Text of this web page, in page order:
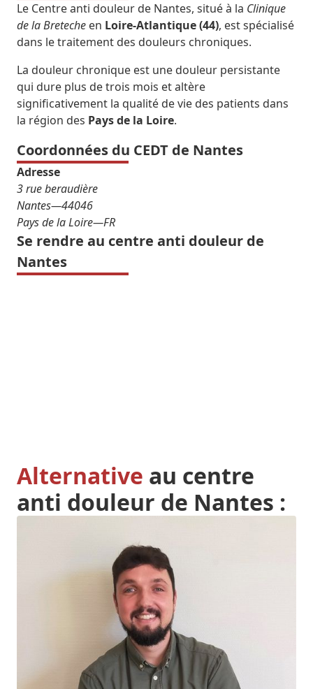
Le Centre anti douleur de Nantes, situé à la Clinique
de la Breteche en Loire-Atlantique (44), est spécialisé
dans le traitement des douleurs chroniques.
La douleur chronique est une douleur persistante
qui dure plus de trois mois et altère
significativement la qualité de vie des patients dans
la région des Pays de la Loire.
Coordonnées du CEDT de Nantes
Adresse
3 rue beraudière
Nantes—44046
Pays de la Loire—FR
Se rendre au centre anti douleur de
Nantes
Alternative au centre
anti douleur de Nantes :